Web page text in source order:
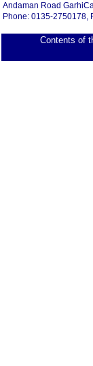
Andaman Road
Phone: 0135-2750178,
Contents of